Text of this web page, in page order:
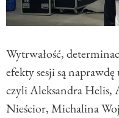
Wytrwałość,
efekty sesji są
czyli Aleksandra
Nieścior, Michalina